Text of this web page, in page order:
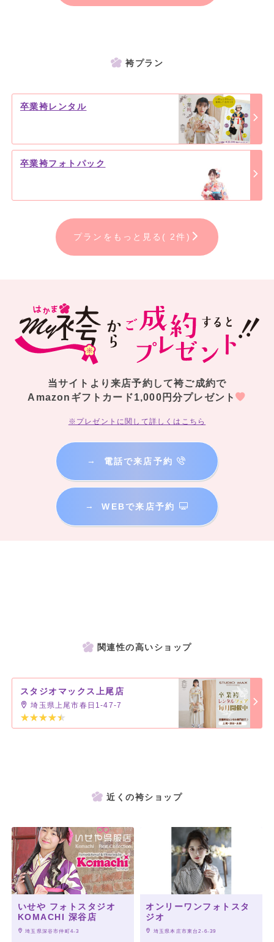
【埼玉】
スタジオマックス上尾店
【群馬】
スタジオマックス太田店
袴プラン
卒業袴レンタル
卒業袴フォトパック
プランをもっと見る( 2件)
当サイトより来店予約して袴ご成約で
Amazonギフトカード1,000円分プレゼント
※プレゼントに関して詳しくはこちら
→ 電話で来店予約
→ WEBで来店予約
関連性の高いショップ
スタジオマックス上尾店
埼玉県上尾市春日1-47-7
近くの袴ショップ
いせや フォトスタジオ
KOMACHI 深谷店
埼玉県深谷市仲町4-3
オンリーワンフォトスタ
ジオ
埼玉県本庄市東台2-6-39